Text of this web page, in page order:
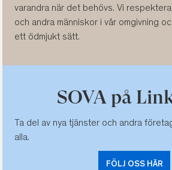
varandra när det behövs. Vi
och andra människor i vår omgivning
ett ödmjukt sätt.
SOVA på
Ta del av nya tjänster och andra
alla.
FÖLJ OSS HÄR